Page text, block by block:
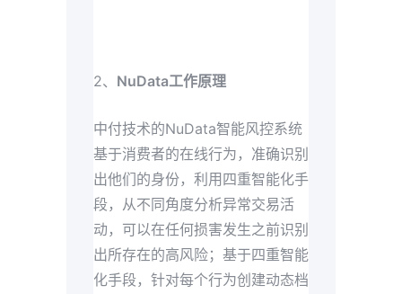
2、 NuData工作原理
中付技术的NuData智能风控系统
基于消费者的在线⾏为，准确识别
出他们的⾝份，利⽤四重智能化⼿
段，从不同⾓度分析异常交易活
动，可以在任何损害发⽣之前识别
出所存在的⾼风险；基于四重智能
化⼿段，针对每个⾏为创建动态档